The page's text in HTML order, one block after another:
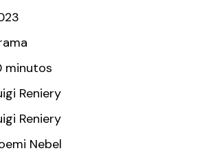
minutos
Reniery
Reniery
Nebel